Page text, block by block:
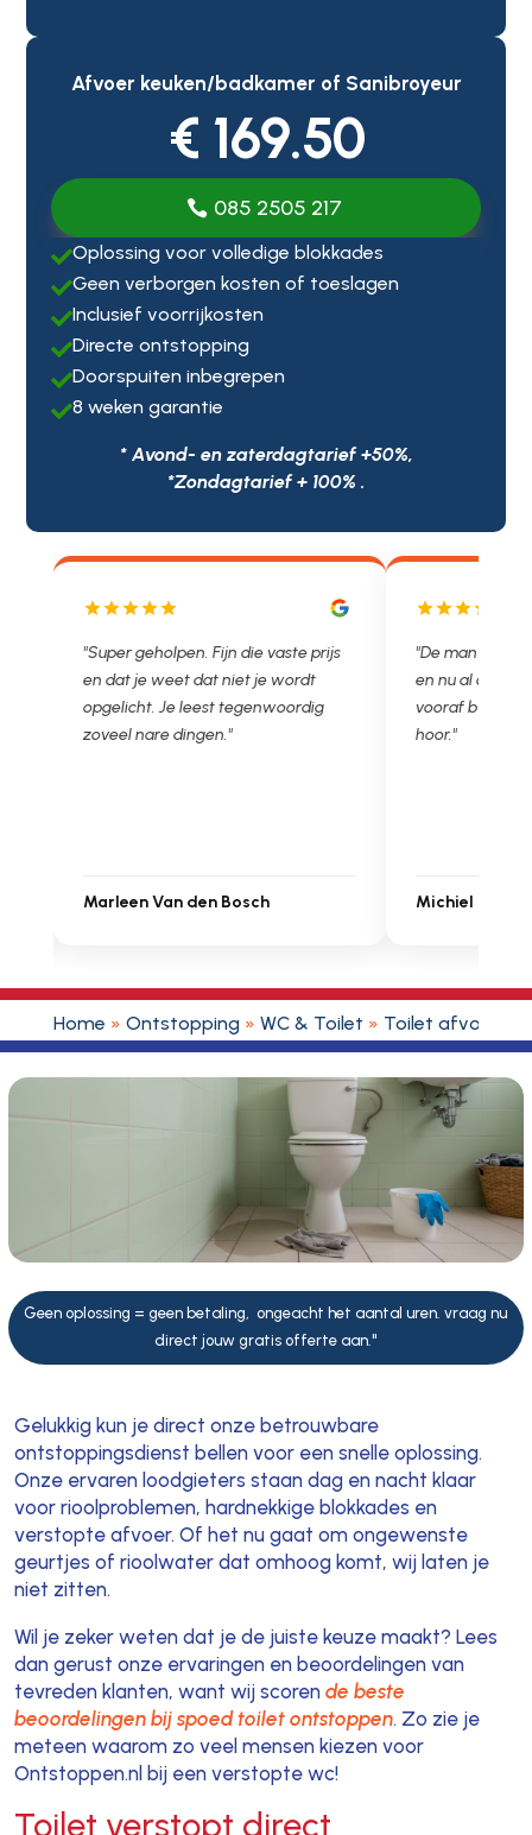
Afvoer keuken/badkamer of Sanibroyeur
€ 169.50
085 2505 217
Oplossing voor volledige blokkades
Geen verborgen kosten of toeslagen
Inclusief voorrijkosten
Directe ontstopping
Doorspuiten inbegrepen
8 weken garantie
* Avond- en zaterdagtarief +50%,
*Zondagtarief + 100% .
"De man rijden net weg. 11.00 gebeld
en nu al opgelost voor een vast en
vooraf besproken tarief. Lekker
hoor."
Michiel Uitdenbongerd
"Wat een fijn
met een
je niet zo goed
Ontstoppen.nl
Sarah Touat
Home » Ontstopping » WC & Toilet » Toilet afvoer
Geen oplossing = geen betaling, ongeacht het aantal uren. vraag nu
direct jouw gratis offerte aan."
Gelukkig kun je direct onze betrouwbare
ontstoppingsdienst bellen voor een snelle oplossing.
Onze ervaren loodgieters staan dag en nacht klaar
voor rioolproblemen, hardnekkige blokkades en
verstopte afvoer. Of het nu gaat om ongewenste
geurtjes of rioolwater dat omhoog komt, wij laten je
niet zitten.
Wil je zeker weten dat je de juiste keuze maakt? Lees
dan gerust onze ervaringen en beoordelingen van
tevreden klanten, want wij scoren de beste
beoordelingen bij spoed toilet ontstoppen. Zo zie je
meteen waarom zo veel mensen kiezen voor
Ontstoppen.nl bij een verstopte wc!
Toilet verstopt direct